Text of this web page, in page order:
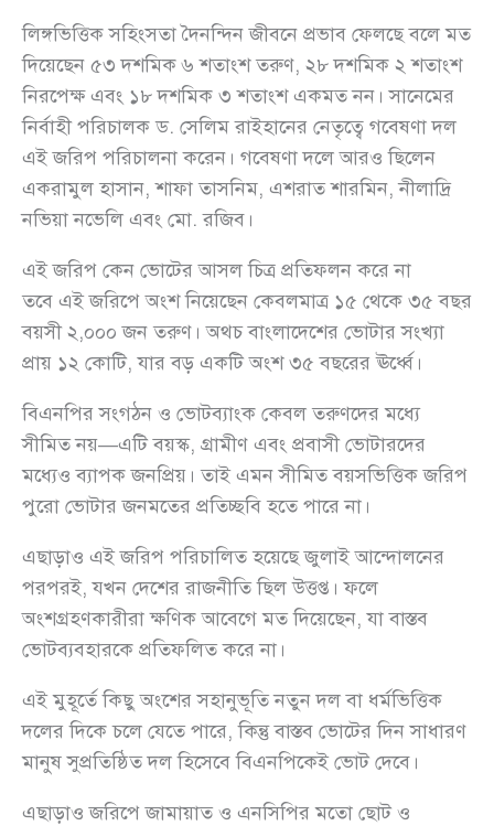
লিঙ্গভিত্তিক সহিংসতা দৈনন্দিন জীবনে প্রভাব ফেলছে বলে মত
দিয়েছেন ৫৩ দশমিক ৬ শতাংশ তরুণ, ২৮ দশমিক ২ শতাংশ
নিরপেক্ষ এবং ১৮ দশমিক ৩ শতাংশ একমত নন। সানেমের
নির্বাহী পরিচালক ড. সেলিম রাইহানের নেতৃত্বে গবেষণা দল
এই জরিপ পরিচালনা করেন। গবেষণা দলে আরও ছিলেন
একরামুল হাসান, শাফা তাসনিম, এশরাত শারমিন, নীলাদ্রি
নভিয়া নভেলি এবং মো. রজিব।
এই জরিপ কেন ভোটের আসল চিত্র প্রতিফলন করে না
তবে এই জরিপে অংশ নিয়েছেন কেবলমাত্র ১৫ থেকে ৩৫ বছর
বয়সী ২,০০০ জন তরুণ। অথচ বাংলাদেশের ভোটার সংখ্যা
প্রায় ১২ কোটি, যার বড় একটি অংশ ৩৫ বছরের ঊর্ধ্বে।
বিএনপির সংগঠন ও ভোটব্যাংক কেবল তরুণদের মধ্যে
সীমিত নয়—এটি বয়স্ক, গ্রামীণ এবং প্রবাসী ভোটারদের
মধ্যেও ব্যাপক জনপ্রিয়। তাই এমন সীমিত বয়সভিত্তিক জরিপ
পুরো ভোটার জনমতের প্রতিচ্ছবি হতে পারে না।
এছাড়াও এই জরিপ পরিচালিত হয়েছে জুলাই আন্দোলনের
পরপরই, যখন দেশের রাজনীতি ছিল উত্তপ্ত। ফলে
অংশগ্রহণকারীরা ক্ষণিক আবেগে মত দিয়েছেন, যা বাস্তব
ভোটব্যবহারকে প্রতিফলিত করে না।
এই মুহূর্তে কিছু অংশের সহানুভূতি নতুন দল বা ধর্মভিত্তিক
দলের দিকে চলে যেতে পারে, কিন্তু বাস্তব ভোটের দিন সাধারণ
মানুষ সুপ্রতিষ্ঠিত দল হিসেবে বিএনপিকেই ভোট দেবে।
এছাড়াও জরিপে জামায়াত ও এনসিপির মতো ছোট ও